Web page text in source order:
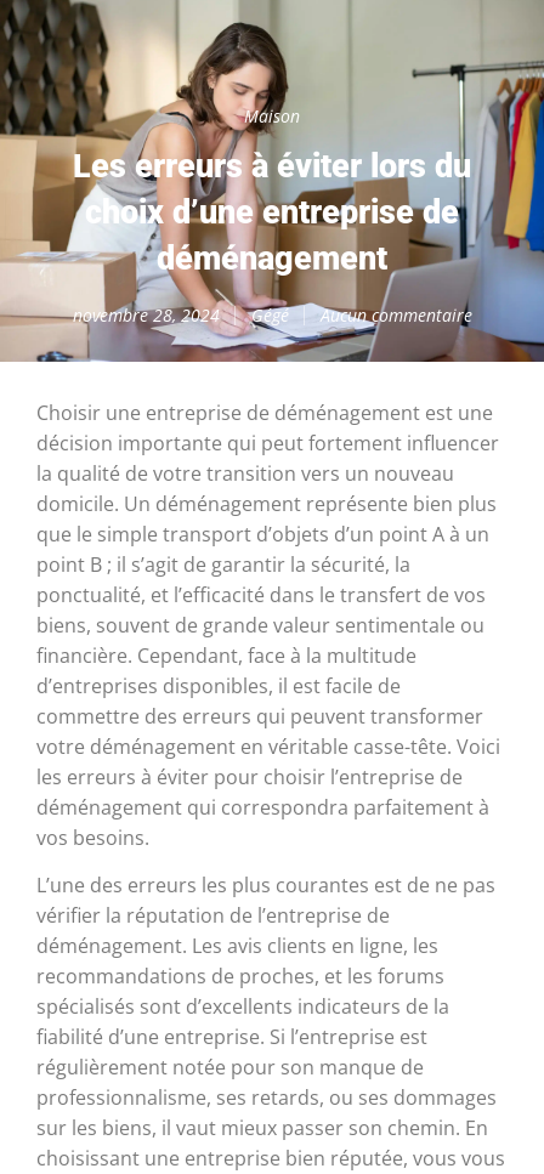
Maison
Les erreurs à éviter lors du
choix d’une entreprise de
déménagement
novembre 28, 2024 Gégé Aucun commentaire
Choisir une entreprise de déménagement est une
décision importante qui peut fortement influencer
la qualité de votre transition vers un nouveau
domicile. Un déménagement représente bien plus
que le simple transport d’objets d’un point A à un
point B ; il s’agit de garantir la sécurité, la
ponctualité, et l’efficacité dans le transfert de vos
biens, souvent de grande valeur sentimentale ou
financière. Cependant, face à la multitude
d’entreprises disponibles, il est facile de
commettre des erreurs qui peuvent transformer
votre déménagement en véritable casse-tête. Voici
les erreurs à éviter pour choisir l’entreprise de
déménagement qui correspondra parfaitement à
vos besoins.
L’une des erreurs les plus courantes est de ne pas
vérifier la réputation de l’entreprise de
déménagement. Les avis clients en ligne, les
recommandations de proches, et les forums
spécialisés sont d’excellents indicateurs de la
fiabilité d’une entreprise. Si l’entreprise est
régulièrement notée pour son manque de
professionnalisme, ses retards, ou ses dommages
sur les biens, il vaut mieux passer son chemin. En
choisissant une entreprise bien réputée, vous vous